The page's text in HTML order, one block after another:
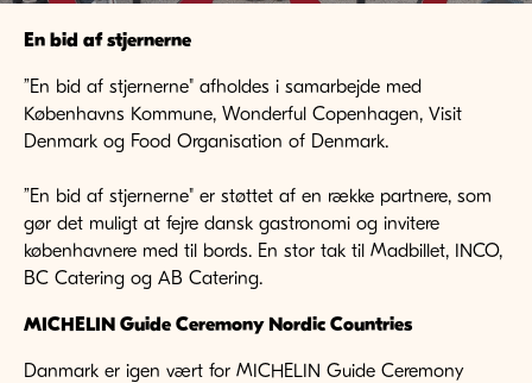
En bid af stjernerne
”En bid af stjernerne" afholdes i samarbejde med
Københavns Kommune, Wonderful Copenhagen, Visit
Denmark og Food Organisation of Denmark.
”En bid af stjernerne" er støttet af en række partnere, som
gør det muligt at fejre dansk gastronomi og invitere
københavnere med til bords. En stor tak til Madbillet, INCO,
BC Catering og AB Catering.
MICHELIN Guide Ceremony Nordic Countries
Danmark er igen vært for MICHELIN Guide Ceremony